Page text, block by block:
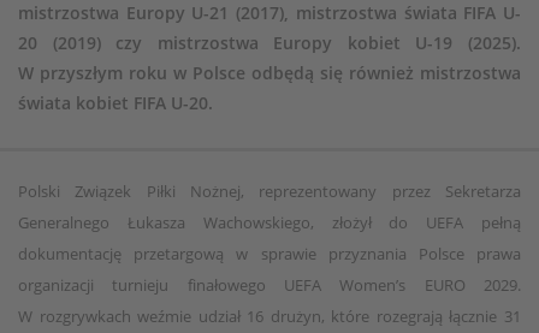
mistrzostwa Europy U-21 (2017), mistrzostwa świata FIFA U-
20 (2019) czy mistrzostwa Europy kobiet U-19 (2025).
W przyszłym roku w Polsce odbędą się również mistrzostwa
świata kobiet FIFA U-20.
Polski Związek Piłki Nożnej, reprezentowany przez Sekretarza
Generalnego Łukasza Wachowskiego, złożył do UEFA pełną
dokumentację przetargową w sprawie przyznania Polsce prawa
organizacji turnieju finałowego UEFA Women’s EURO 2029.
W rozgrywkach weźmie udział 16 drużyn, które rozegrają łącznie 31